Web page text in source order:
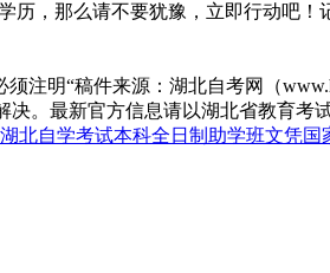
，那么请不要犹豫，立即行动吧！
注明“稿件来源：湖北自考网（
。最新官方信息请以湖北省教育考
北自学考试本科全日制助学班文凭国